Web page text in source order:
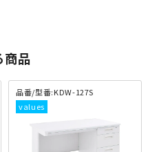
商品
品番/型番:KDW-127S